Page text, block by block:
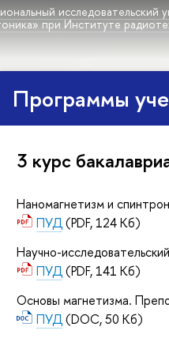
исследовательский
при Институте
Программы
3 курс
Наномагнетизм и
ПУД(PDF, 124 Кб)
Научно-
ПУД(PDF, 141 Кб)
Основы магнетизма.
ПУД(DOC, 50 Кб)